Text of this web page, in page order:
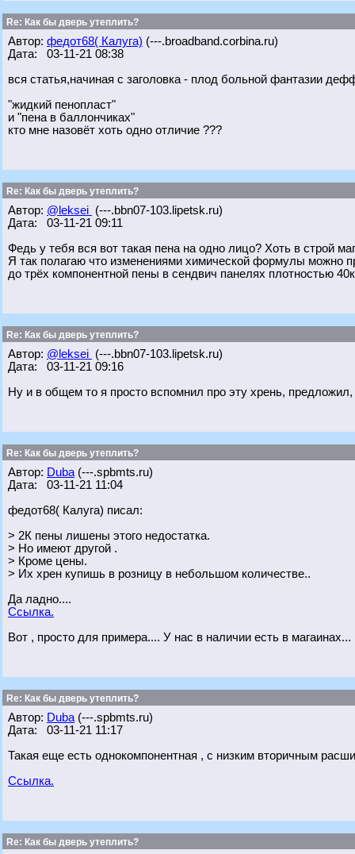
Re: Как бы дверь утеплить?
Автор: федот68( Калуга) (---.broadband.corbina.ru)
Дата: 03-11-21 08:38
вся статья,начиная с заголовка - плод больной фантазии
"жидкий пенопласт"
и "пена в баллончиках"
кто мне назовёт хоть одно отличие ???
Re: Как бы дверь утеплить?
Автор: @leksei (---.bbn07-103.lipetsk.ru)
Дата: 03-11-21 09:11
Федь у тебя вся вот такая пена на одно лицо? Хоть в строй
Я так полагаю что изменениями химической формулы можно
до трёх компонентной пены в сендвич панелях плотностью
Re: Как бы дверь утеплить?
Автор: @leksei (---.bbn07-103.lipetsk.ru)
Дата: 03-11-21 09:16
Ну и в общем то я просто вспомнил про эту хрень,
Re: Как бы дверь утеплить?
Автор: Duba (---.spbmts.ru)
Дата: 03-11-21 11:04
федот68( Калуга) писал:
> 2К пены лишены этого недостатка.
> Но имеют другой .
> Кроме цены.
> Их хрен купишь в розницу в небольшом количестве..
Да ладно....
Ссылка.
Вот , просто для примера.... У нас в наличии есть в магаинах...
Re: Как бы дверь утеплить?
Автор: Duba (---.spbmts.ru)
Дата: 03-11-21 11:17
Такая еще есть однокомпонентная , с низким вторичным
Ссылка.
Re: Как бы дверь утеплить?